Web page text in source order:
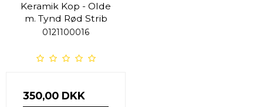
Keramik Kop - Olde
m. Tynd Rød Strib
0121100016
350,00 DKK